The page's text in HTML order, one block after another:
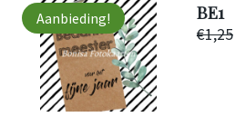
Aanbieding! BE1
€1,25